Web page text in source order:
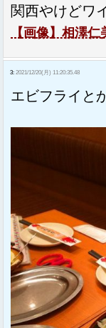
関西やけどワ
【画像】相澤
3: 2021/12/20(月) 11:20:35.48
エビフライと